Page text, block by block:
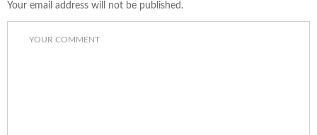
Your email address will not be published.